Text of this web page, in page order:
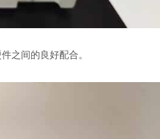
之间的良好配合。